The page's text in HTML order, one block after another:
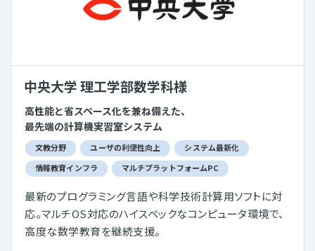
中央大学 理工学部数学科様
高性能と省スペース化を兼ね備えた、
最先端の計算機実習室システム
文教分野 ユーザの利便性向上
システム最新化
情報教育インフラ
マルチプラットフォームPC
最新のプログラミング言語や科学技術計算用ソフトに対
応。マルチOS対応のハイスペックなコンピュータ環境で、
高度な数学教育を継続支援。